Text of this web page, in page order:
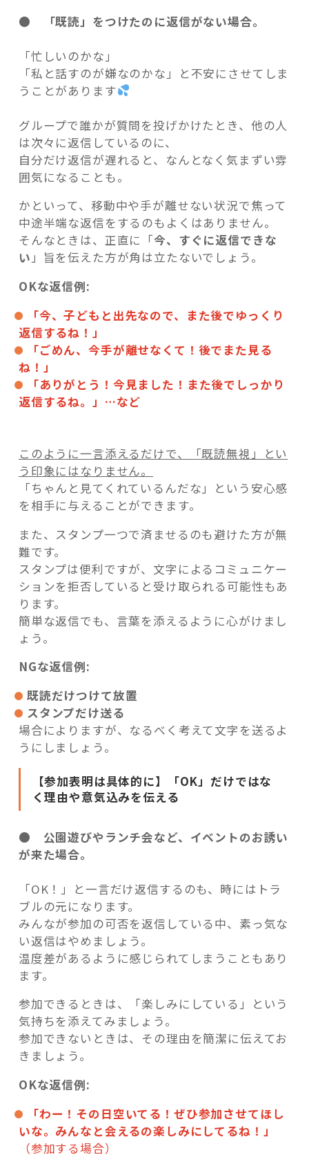
● 「既読」をつけたのに返信がない場合。
「忙しいのかな」
「私と話すのが嫌なのかな」と不安にさせてしま
うことがあります
グループで誰かが質問を投げかけたとき、他の人
は次々に返信しているのに、
自分だけ返信が遅れると、なんとなく気まずい雰
囲気になることも。
かといって、移動中や手が離せない状況で焦って
中途半端な返信をするのもよくはありません。
そんなときは、正直に「今、すぐに返信できな
い」旨を伝えた方が角は立たないでしょう。
OKな返信例:
「今、子どもと出先なので、また後でゆっくり
返信するね！」
「ごめん、今手が離せなくて！後でまた見る
ね！」
「ありがとう！今見ました！また後でしっかり
返信するね。」…など
このように一言添えるだけで、「既読無視」とい
う印象にはなりません。
「ちゃんと見てくれているんだな」という安心感
を相手に与えることができます。
また、スタンプ一つで済ませるのも避けた方が無
難です。
スタンプは便利ですが、文字によるコミュニケー
ションを拒否していると受け取られる可能性もあ
ります。
簡単な返信でも、言葉を添えるように心がけまし
ょう。
NGな返信例:
既読だけつけて放置
スタンプだけ送る
場合によりますが、なるべく考えて文字を送るよ
うにしましょう。
【参加表明は具体的に】「OK」だけではな
く理由や意気込みを伝える
● 公園遊びやランチ会など、イベントのお誘い
が来た場合。
「OK！」と一言だけ返信するのも、時にはトラ
ブルの元になります。
みんなが参加の可否を返信している中、素っ気な
い返信はやめましょう。
温度差があるように感じられてしまうこともあり
ます。
参加できるときは、「楽しみにしている」という
気持ちを添えてみましょう。
参加できないときは、その理由を簡潔に伝えてお
きましょう。
OKな返信例:
「わー！その日空いてる！ぜひ参加させてほし
いな。みんなと会えるの楽しみにしてるね！」
（参加する場合）